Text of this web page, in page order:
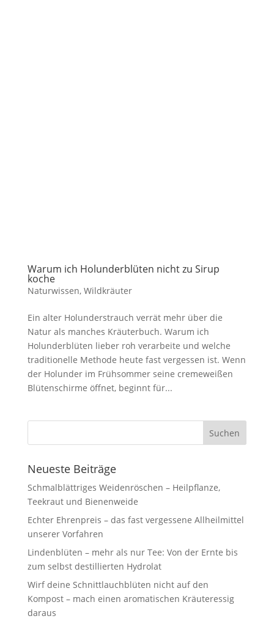
Warum ich Holunderblüten nicht zu Sirup
koche
Naturwissen, Wildkräuter
Ein alter Holunderstrauch verrät mehr über die
Natur als manches Kräuterbuch. Warum ich
Holunderblüten lieber roh verarbeite und welche
traditionelle Methode heute fast vergessen ist. Wenn
der Holunder im Frühsommer seine cremeweißen
Blütenschirme öffnet, beginnt für...
Neueste Beiträge
Schmalblättriges Weidenröschen – Heilpflanze,
Teekraut und Bienenweide
Echter Ehrenpreis – das fast vergessene Allheilmittel
unserer Vorfahren
Lindenblüten – mehr als nur Tee: Von der Ernte bis
zum selbst destillierten Hydrolat
Wirf deine Schnittlauchblüten nicht auf den
Kompost – mach einen aromatischen Kräuteressig
daraus